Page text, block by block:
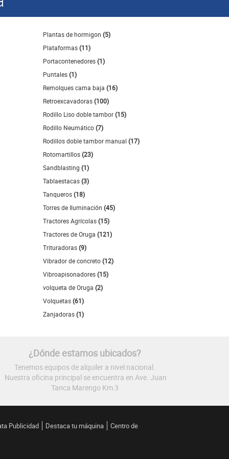
Plantas de hormigon (5)
Plataformas(11)
Portacontenedores(1)
Puntales(1)
Remolques cama baja (16)
Retroexcavadoras(100)
Rodillo Liso doble tambor(15)
Rodillo Neumático(7)
Rodillos doble tambor manual (17)
Rotomartillos(23)
Sandblasting (1)
Tablaestacas(3)
Tanqueros(18)
Torres de Iluminación (45)
Tractores Agrícolas(15)
Tractores de Oruga (121)
Trituradoras(9)
Vibrador de concreto(12)
Vibroapisonadores(15)
volqueta de Oruga (2)
Volquetas(61)
Zanjadoras(1)
¿Dónde estamos ubicados?
Tenemos equipos de alquiler a nivel nacional.
Nuestra oficina principal se encuentra en Ave. Juan
Tanca Marengo Km 3
Publicidad Destaca tu máquina Centro de